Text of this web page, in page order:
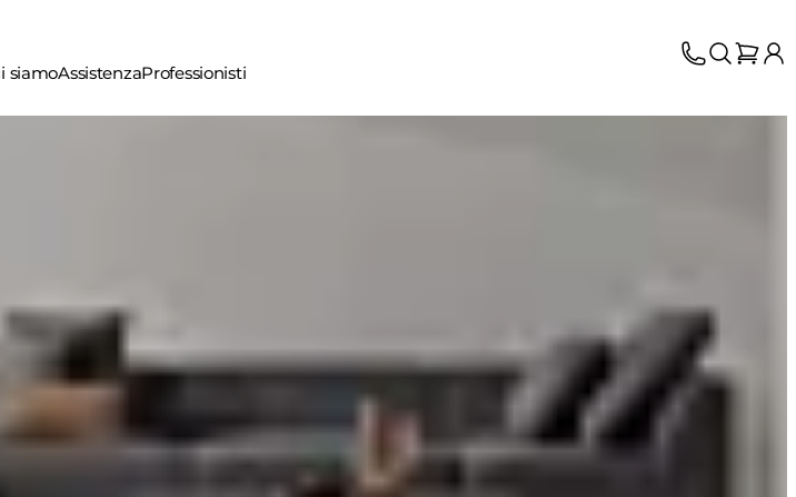
siamoAssistenzaProfessionisti